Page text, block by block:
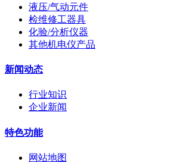
液压/气动元件
检维修工器具
化验/分析仪器
其他机电仪产品
新闻动态
行业知识
企业新闻
特色功能
网站地图